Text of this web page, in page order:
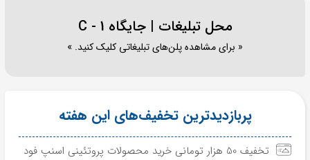
محل تبلیغات | جایگاه C - 1
« برای مشاهده پلن‌های تبلیغاتی کلیک کنید. »
پربازدیدترین تخفیف‌های این هفته
تخفیف 50 هزار تومانی خرید محصولات پروتئینی اسنپ فود